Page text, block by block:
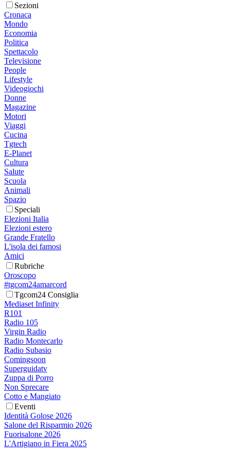
Sezioni
Cronaca
Mondo
Economia
Politica
Spettacolo
Televisione
People
Lifestyle
Videogiochi
Donne
Magazine
Motori
Viaggi
Cucina
Tgtech
E-Planet
Cultura
Salute
Scuola
Animali
Spazio
Speciali
Elezioni Italia
Elezioni estero
Grande Fratello
L'isola dei famosi
Amici
Rubriche
Oroscopo
#tgcom24amarcord
Tgcom24 Consiglia
Mediaset Infinity
R101
Radio 105
Virgin Radio
Radio Montecarlo
Radio Subasio
Comingsoon
Superguidatv
Zuppa di Porro
Non Sprecare
Cotto e Mangiato
Eventi
Identità Golose 2026
Salone del Risparmio 2026
Fuorisalone 2026
L'Artigiano in Fiera 2025